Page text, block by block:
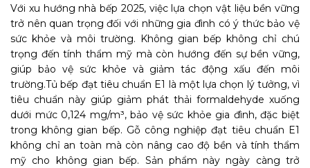
Với xu hướng nhà bếp 2025, việc lựa chọn vật liệu bền vững
trở nên quan trọng đối với những gia đình có ý thức bảo vệ
sức khỏe và môi trường. Không gian bếp không chỉ chú
trọng đến tính thẩm mỹ mà còn hướng đến sự bền vững,
giúp bảo vệ sức khỏe và giảm tác động xấu đến môi
trường.Tủ bếp đạt tiêu chuẩn E1 là một lựa chọn lý tưởng, vì
tiêu chuẩn này giúp giảm phát thải formaldehyde xuống
dưới mức 0,124 mg/m³, bảo vệ sức khỏe gia đình, đặc biệt
trong không gian bếp. Gỗ công nghiệp đạt tiêu chuẩn E1
không chỉ an toàn mà còn nâng cao độ bền và tính thẩm
mỹ cho không gian bếp. Sản phẩm này ngày càng trở